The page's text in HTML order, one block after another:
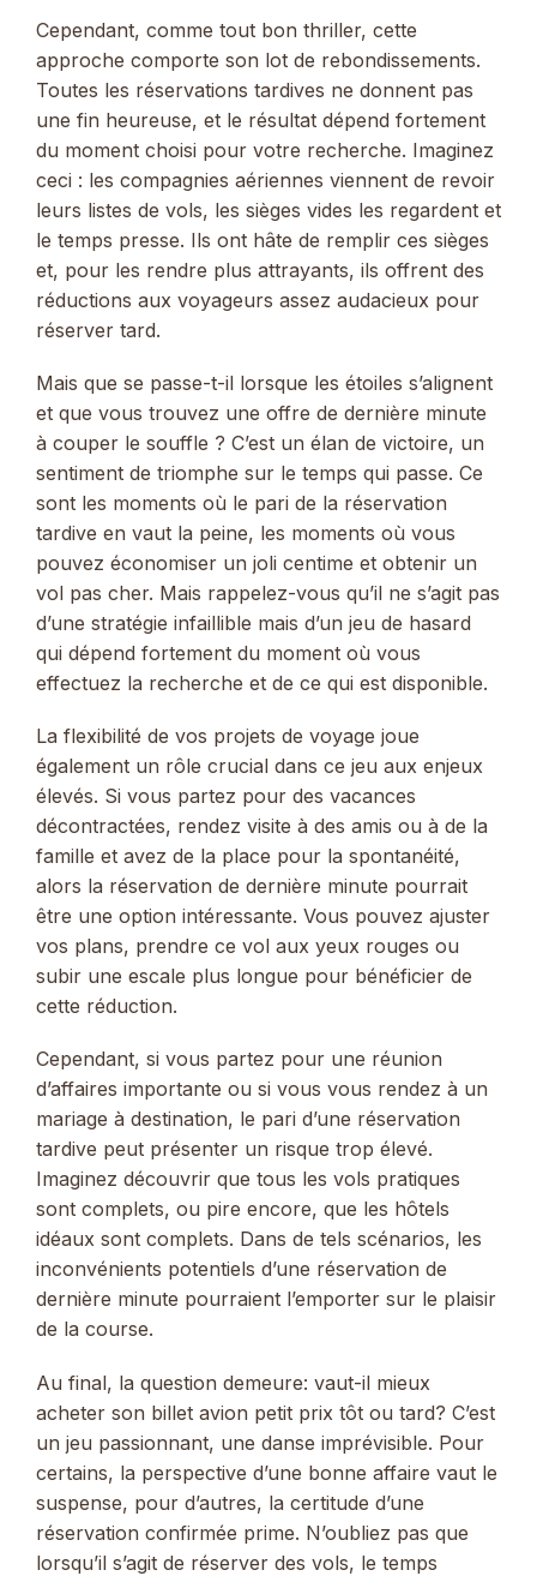
Cependant, comme tout bon thriller, cette
approche comporte son lot de rebondissements.
Toutes les réservations tardives ne donnent pas
une fin heureuse, et le résultat dépend fortement
du moment choisi pour votre recherche. Imaginez
ceci : les compagnies aériennes viennent de revoir
leurs listes de vols, les sièges vides les regardent et
le temps presse. Ils ont hâte de remplir ces sièges
et, pour les rendre plus attrayants, ils offrent des
réductions aux voyageurs assez audacieux pour
réserver tard.
Mais que se passe-t-il lorsque les étoiles s’alignent
et que vous trouvez une offre de dernière minute
à couper le souffle ? C’est un élan de victoire, un
sentiment de triomphe sur le temps qui passe. Ce
sont les moments où le pari de la réservation
tardive en vaut la peine, les moments où vous
pouvez économiser un joli centime et obtenir un
vol pas cher. Mais rappelez-vous qu’il ne s’agit pas
d’une stratégie infaillible mais d’un jeu de hasard
qui dépend fortement du moment où vous
effectuez la recherche et de ce qui est disponible.
La flexibilité de vos projets de voyage joue
également un rôle crucial dans ce jeu aux enjeux
élevés. Si vous partez pour des vacances
décontractées, rendez visite à des amis ou à de la
famille et avez de la place pour la spontanéité,
alors la réservation de dernière minute pourrait
être une option intéressante. Vous pouvez ajuster
vos plans, prendre ce vol aux yeux rouges ou
subir une escale plus longue pour bénéficier de
cette réduction.
Cependant, si vous partez pour une réunion
d’affaires importante ou si vous vous rendez à un
mariage à destination, le pari d’une réservation
tardive peut présenter un risque trop élevé.
Imaginez découvrir que tous les vols pratiques
sont complets, ou pire encore, que les hôtels
idéaux sont complets. Dans de tels scénarios, les
inconvénients potentiels d’une réservation de
dernière minute pourraient l’emporter sur le plaisir
de la course.
Au final, la question demeure: vaut-il mieux
acheter son billet avion petit prix tôt ou tard? C’est
un jeu passionnant, une danse imprévisible. Pour
certains, la perspective d’une bonne affaire vaut le
suspense, pour d’autres, la certitude d’une
réservation confirmée prime. N’oubliez pas que
lorsqu’il s’agit de réserver des vols, le temps